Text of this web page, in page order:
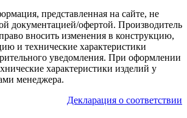
представленная на сайте, не
документацией/офертой. Производитель
вносить изменения в конструкцию,
и технические характеристики
уведомления. При оформлении
характеристики изделий у
менеджера.
Декларация о соответствии